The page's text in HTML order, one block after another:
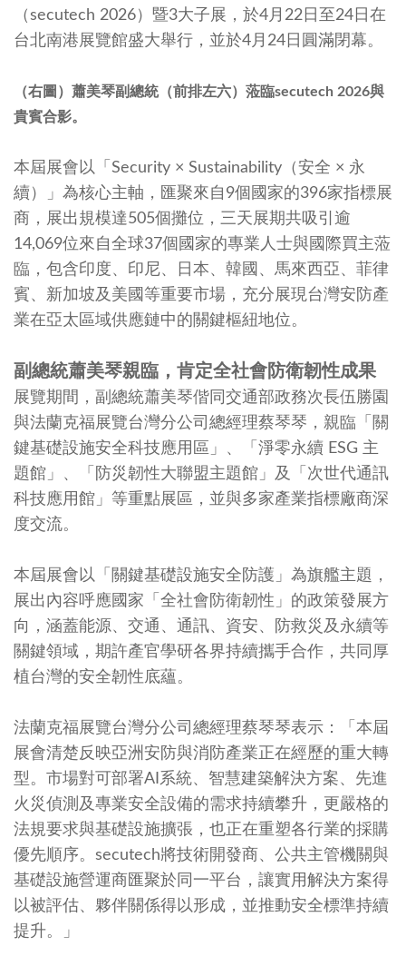
（secutech 2026）暨3大子展，於4月22日至24日在
台北南港展覽館盛大舉行，並於4月24日圓滿閉幕。
（右圖）蕭美琴副總統（前排左六）蒞臨secutech 2026與
貴賓合影。
本屆展會以「Security × Sustainability（安全 × 永
續）」為核心主軸，匯聚來自9個國家的396家指標展
商，展出規模達505個攤位，三天展期共吸引逾
14,069位來自全球37個國家的專業人士與國際買主蒞
臨，包含印度、印尼、日本、韓國、馬來西亞、菲律
賓、新加坡及美國等重要市場，充分展現台灣安防產
業在亞太區域供應鏈中的關鍵樞紐地位。
副總統蕭美琴親臨，肯定全社會防衛韌性成果
展覽期間，副總統蕭美琴偕同交通部政務次⾧伍勝園
與法蘭克福展覽台灣分公司總經理蔡琴琴，親臨「關
鍵基礎設施安全科技應用區」、「淨零永續 ESG 主
題館」、「防災韌性大聯盟主題館」及「次世代通訊
科技應用館」等重點展區，並與多家產業指標廠商深
度交流。
本屆展會以「關鍵基礎設施安全防護」為旗艦主題，
展出內容呼應國家「全社會防衛韌性」的政策發展方
向，涵蓋能源、交通、通訊、資安、防救災及永續等
關鍵領域，期許產官學研各界持續攜手合作，共同厚
植台灣的安全韌性底蘊。
法蘭克福展覽台灣分公司總經理蔡琴琴表示：「本屆
展會清楚反映亞洲安防與消防產業正在經歷的重大轉
型。市場對可部署AI系統、智慧建築解決方案、先進
火災偵測及專業安全設備的需求持續攀升，更嚴格的
法規要求與基礎設施擴張，也正在重塑各行業的採購
優先順序。secutech將技術開發商、公共主管機關與
基礎設施營運商匯聚於同一平台，讓實用解決方案得
以被評估、夥伴關係得以形成，並推動安全標準持續
提升。」